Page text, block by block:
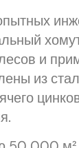
и
из